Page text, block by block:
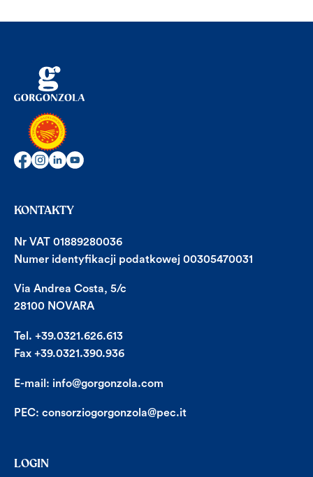
KONTAKTY
Nr VAT 01889280036
Numer identyfikacji podatkowej 00305470031
Via Andrea Costa, 5/c
28100 NOVARA
Tel. +39.0321.626.613
Fax +39.0321.390.936
E-mail: info@gorgonzola.com
PEC: consorziogorgonzola@pec.it
LOGIN